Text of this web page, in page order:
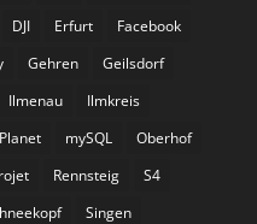
DJI Erfurt
Facebook
Gehren
Geilsdorf
Ilmenau
Ilmkreis
mySQL
Oberhof
Rennsteig
S4
Singen